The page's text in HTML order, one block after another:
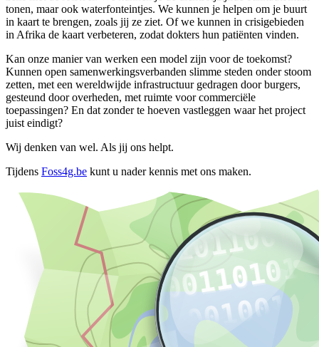
tonen, maar ook waterfonteintjes. We kunnen je helpen om je buurt
in kaart te brengen, zoals jij ze ziet. Of we kunnen in crisigebieden
in Afrika de kaart verbeteren, zodat dokters hun patiënten vinden.
Kan onze manier van werken een model zijn voor de toekomst?
Kunnen open samenwerkingsverbanden slimme steden onder stoom
zetten, met een wereldwijde infrastructuur gedragen door burgers,
gesteund door overheden, met ruimte voor commerciële
toepassingen? En dat zonder te hoeven vastleggen waar het project
juist eindigt?
Wij denken van wel. Als jij ons helpt.
Tijdens Foss4g.be kunt u nader kennis met ons maken.